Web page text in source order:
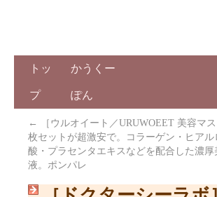
トッ
プ
かうくー
ぽん
←
［ウルオイート／URUWOEET 美容マ
枚セットが超激安で。コラーゲン・ヒアル
酸・プラセンタエキスなどを配合した濃厚
液。ポンパレ